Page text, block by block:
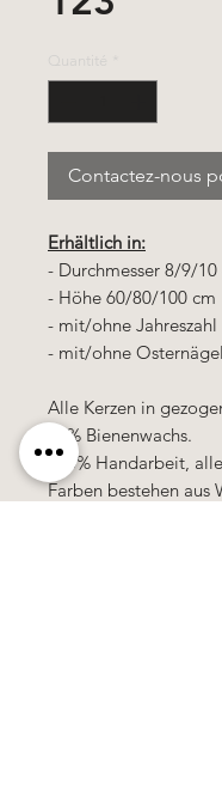
Quantité
Contactez-nous
Erhältlich in:
- Durchmesser 8/9/10
- Höhe 60/80/100 cm
- mit/ohne Jahreszahl
- mit/ohne Osternägel
Alle Kerzen in
10% Bienenwachs.
100% Handarbeit,
Farben bestehen aus